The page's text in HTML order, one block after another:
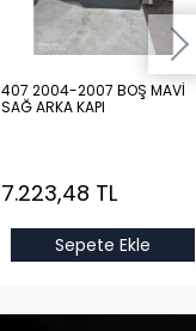
407 2004-2007 BOŞ MAVİ
SAĞ ARKA KAPI
7.223,48 TL
Sepete Ekle